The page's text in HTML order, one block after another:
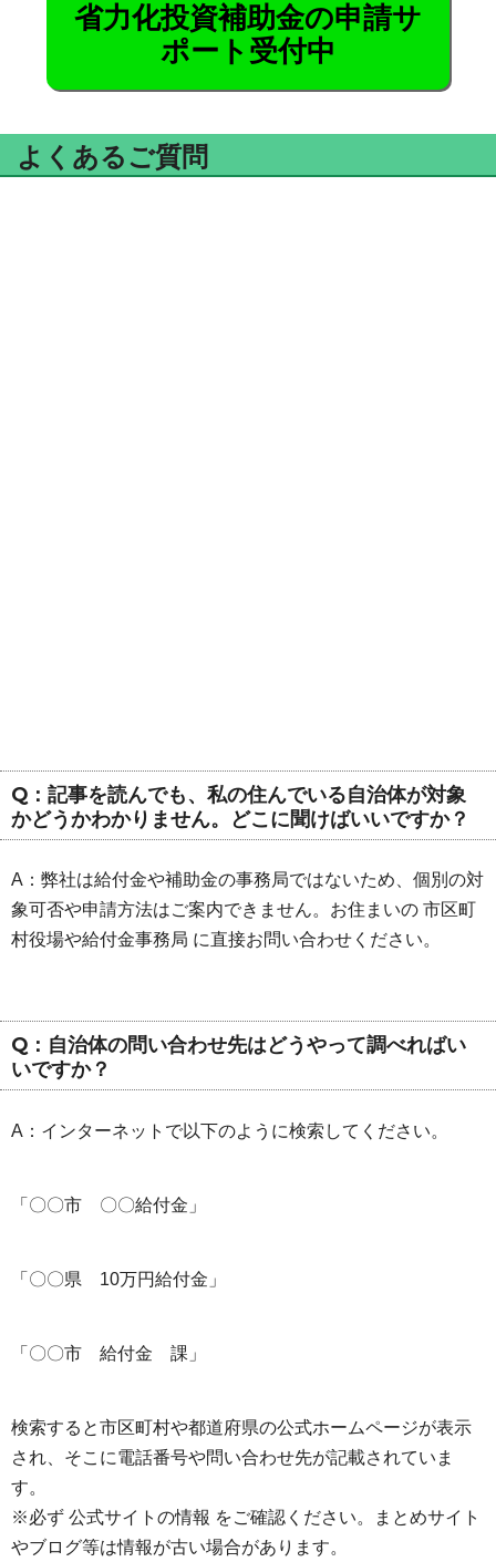
省力化投資補助金の申請サ
ポート受付中
よくあるご質問
Q：記事を読んでも、私の住んでいる自治体が対象
かどうかわかりません。どこに聞けばいいですか？
A：弊社は給付金や補助金の事務局ではないため、個別の対
象可否や申請方法はご案内できません。お住まいの 市区町
村役場や給付金事務局 に直接お問い合わせください。
Q：自治体の問い合わせ先はどうやって調べればい
いですか？
A：インターネットで以下のように検索してください。
「〇〇市 〇〇給付金」
「〇〇県 10万円給付金」
「〇〇市 給付金 課」
検索すると市区町村や都道府県の公式ホームページが表示
され、そこに電話番号や問い合わせ先が記載されていま
す。
※必ず 公式サイトの情報 をご確認ください。まとめサイト
やブログ等は情報が古い場合があります。